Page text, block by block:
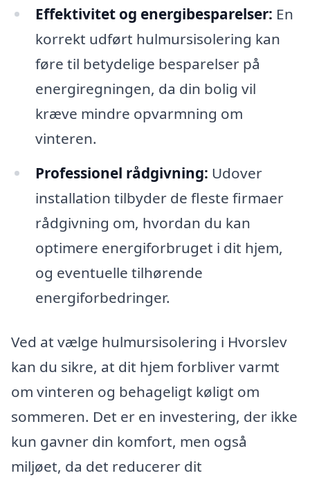
Effektivitet og energibesparelser: En
korrekt udført hulmursisolering kan
føre til betydelige besparelser på
energiregningen, da din bolig vil
kræve mindre opvarmning om
vinteren.
Professionel rådgivning: Udover
installation tilbyder de fleste firmaer
rådgivning om, hvordan du kan
optimere energiforbruget i dit hjem,
og eventuelle tilhørende
energiforbedringer.
Ved at vælge hulmursisolering i Hvorslev
kan du sikre, at dit hjem forbliver varmt
om vinteren og behageligt køligt om
sommeren. Det er en investering, der ikke
kun gavner din komfort, men også
miljøet, da det reducerer dit